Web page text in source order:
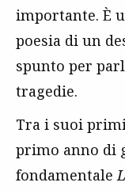
importante. È
poesia di un
spunto per
tragedie.
Tra i suoi
primo anno di
fondamentale